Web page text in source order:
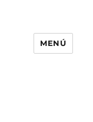
MENÚ